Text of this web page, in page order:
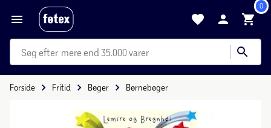
0
mere end 35.000 varer
Forside Fritid Bøger Børnebøger